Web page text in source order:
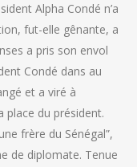
Alpha Condé n’a
fut-elle gênante, a
a pris son envol
Condé dans au
et a viré à
place du président.
frère du Sénégal”,
de diplomate. Tenue